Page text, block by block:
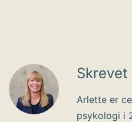
Arlette er
psykologi i